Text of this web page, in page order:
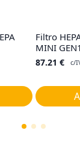
Filtro
MINI
87.21 € c/